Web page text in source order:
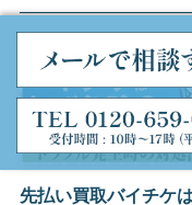
先払い買取バイチケ